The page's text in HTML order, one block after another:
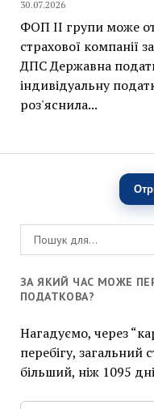
30.07.2026
ФОП II групи може
страхової компанії
ДПС Державна
індивідуальну
роз'яснила...
ЗА ЯКИЙ ЧАС МОЖЕ
ПОДАТКОВА?
Нагадуємо, через
перебігу, загальний
більший, ніж 1095